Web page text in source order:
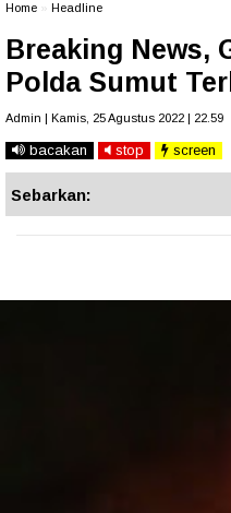
Home Headline
Breaking News,
Polda Sumut
Admin | Kamis, 25 Agustus 2022 | 22.59
bacakan stop screen
Sebarkan: